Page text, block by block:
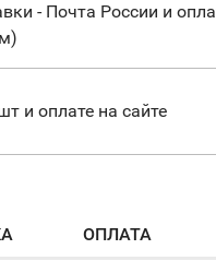
- Почта России и
и оплате на сайте
ОПЛАТА